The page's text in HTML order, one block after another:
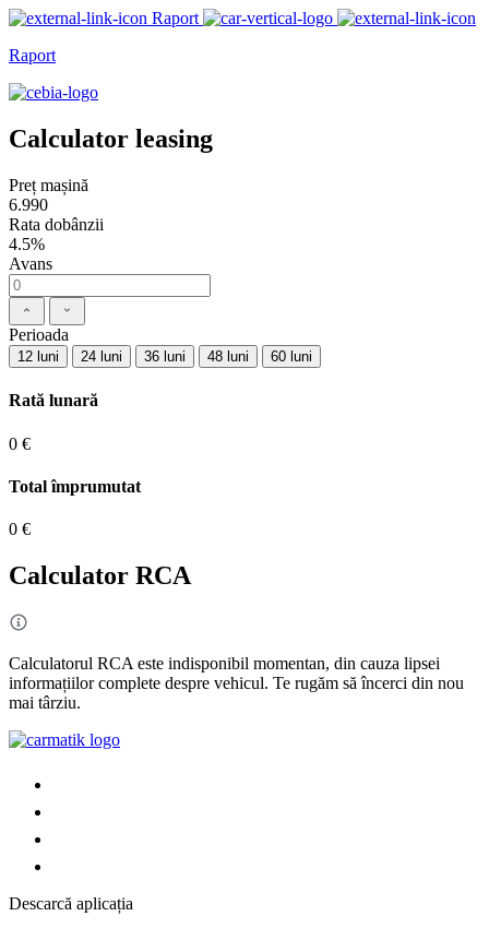
Raport
Raport
Calculator leasing
Preț mașină
6.990
Rata dobânzii
4.5%
Avans
Perioada
12 luni 24 luni 36 luni 48 luni 60 luni
Rată lunară
0 €
Total împrumutat
0 €
Calculator RCA
Calculatorul RCA este indisponibil momentan, din cauza lipsei
informațiilor complete despre vehicul. Te rugăm să încerci din nou
mai târziu.
Descarcă aplicația